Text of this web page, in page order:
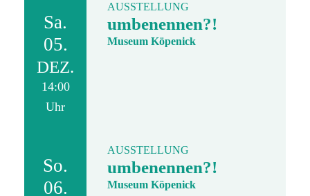
Sa.
05.
DEZ.
14:00
Uhr
AUSSTELLUNG
umbenennen?!
Museum Köpenick
So.
06.
AUSSTELLUNG
umbenennen?!
Museum Köpenick